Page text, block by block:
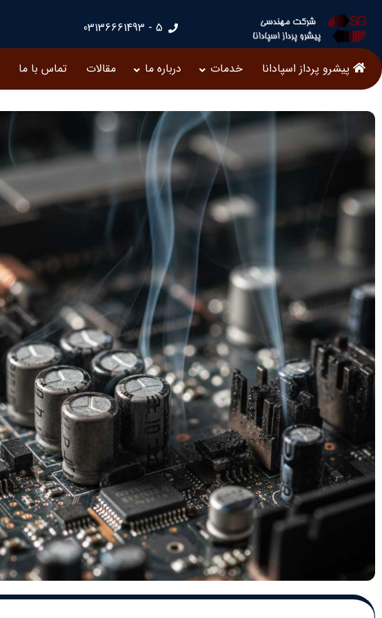
5 - 03136661493
پیشرو پرداز اسپادانا خدمات درباره ما مقالات تماس با ما